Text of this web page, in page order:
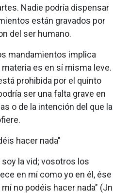
Nadie podría dispensar
están gravados por
del ser humano.
mandamientos implica
es en sí misma leve.
prohibida por el quinto
ser una falta grave en
o de la intención del que la
hacer nada"
la vid; vosotros los
en mí como yo en él, ése
no podéis hacer nada" (Jn